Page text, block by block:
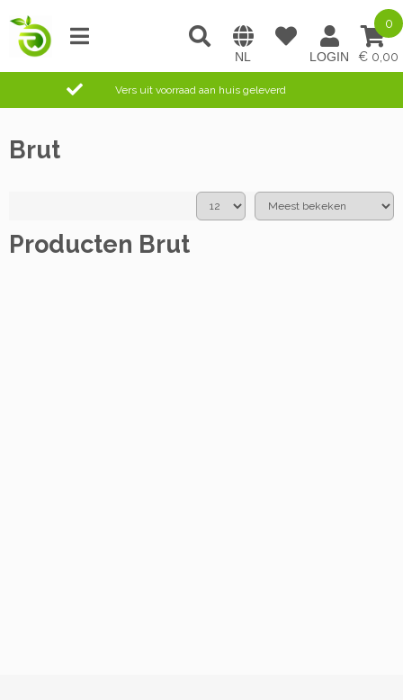
0,00
0
Vers uit voorraad aan huis geleverd
Brut
Producten Brut